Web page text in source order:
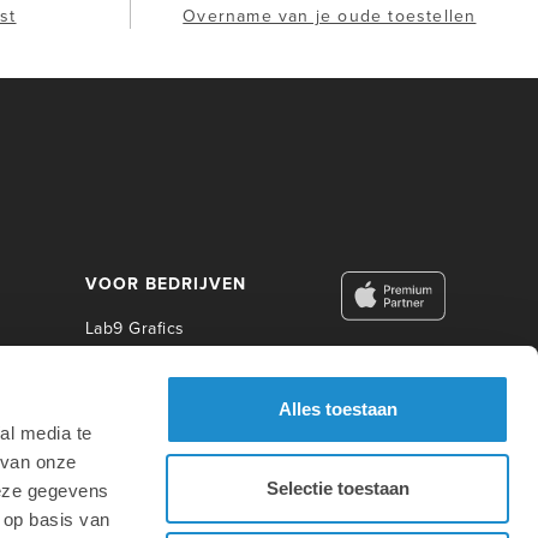
media te
onze
gegevens
basis van
Alles toestaan
Selectie toestaan
Overname van je oude toestellen
VOOR BEDRIJVEN
Lab9 Grafics
Lab9 Academy
VOOR ONDERWIJS